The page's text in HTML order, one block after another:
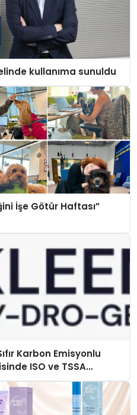
kullanıma sunuldu
İşe Götür Haftası”
Karbon Emisyonlu
ISO ve TSSA